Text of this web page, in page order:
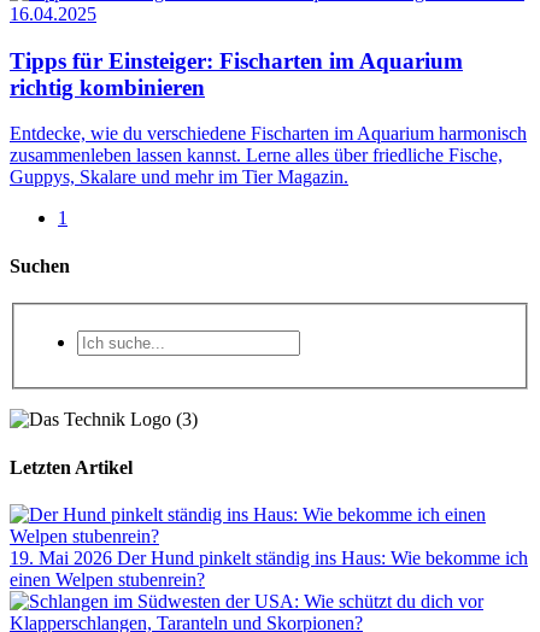
16.04.2025
Tipps für Einsteiger: Fischarten im Aquarium
richtig kombinieren
Entdecke, wie du verschiedene Fischarten im Aquarium harmonisch
zusammenleben lassen kannst. Lerne alles über friedliche Fische,
Guppys, Skalare und mehr im Tier Magazin.
1
Suchen
Letzten Artikel
19. Mai 2026 Der Hund pinkelt ständig ins Haus: Wie bekomme ich
einen Welpen stubenrein?